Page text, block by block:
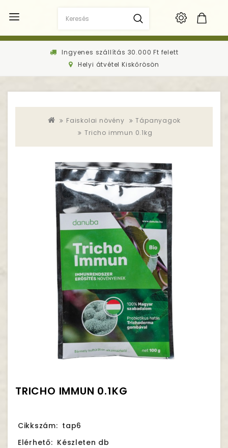
Ingyenes szállítás 30.000 Ft felett
Helyi átvétel Kiskőrösön
Faiskolai növény
Tápanyagok
Tricho immun 0.1kg
TRICHO IMMUN 0.1KG
Cikkszám: tap6
Elérhető: Készleten db